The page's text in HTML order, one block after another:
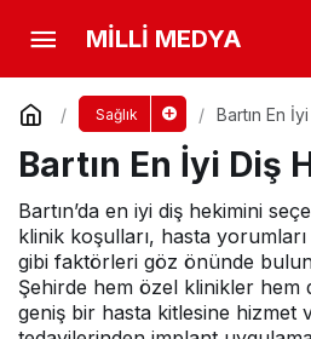
MİLLİ MEDYA
Sağlık Bartın En
Bartın En İyi Diş
Bartın’da en iyi diş hekimini
klinik koşulları, hasta
gibi faktörleri göz önünde
Şehirde hem özel klinikler hem
geniş bir hasta kitlesine hizmet
Bartın En İyi Diş